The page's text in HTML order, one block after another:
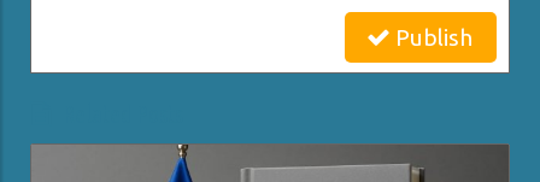
Publish